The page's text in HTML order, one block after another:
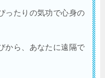
ったりの気功で心身の
から、あなたに遠隔で